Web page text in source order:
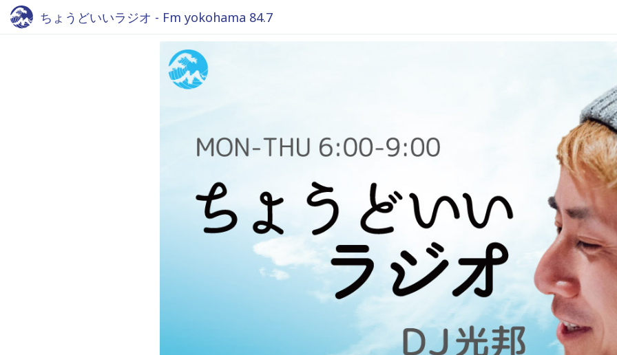
ちょうどいいラジオ - Fm yokohama 84.7